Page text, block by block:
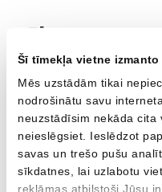
Šī tīmekļa vietne
Mēs uzstādām tikai
nodrošinātu savu
neuzstādīsim nekāda
neieslēgsiet. Ieslēdzot
savas un trešo pušu
sīkdatnes, lai uzlabotu
reklāmas atbilstoši Jūsu
Vēl